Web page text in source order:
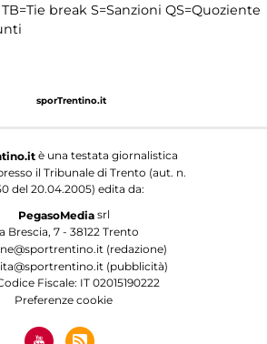
TB=Tie break S=Sanzioni QS=Quoziente
è una testata giornalistica
il Tribunale di Trento (aut. n.
del 20.04.2005) edita da:
PegasoMediasrl
Brescia, 7 - 38122 Trento
(redazione)
(pubblicità)
Fiscale: IT 02015190222
Preferenze cookie